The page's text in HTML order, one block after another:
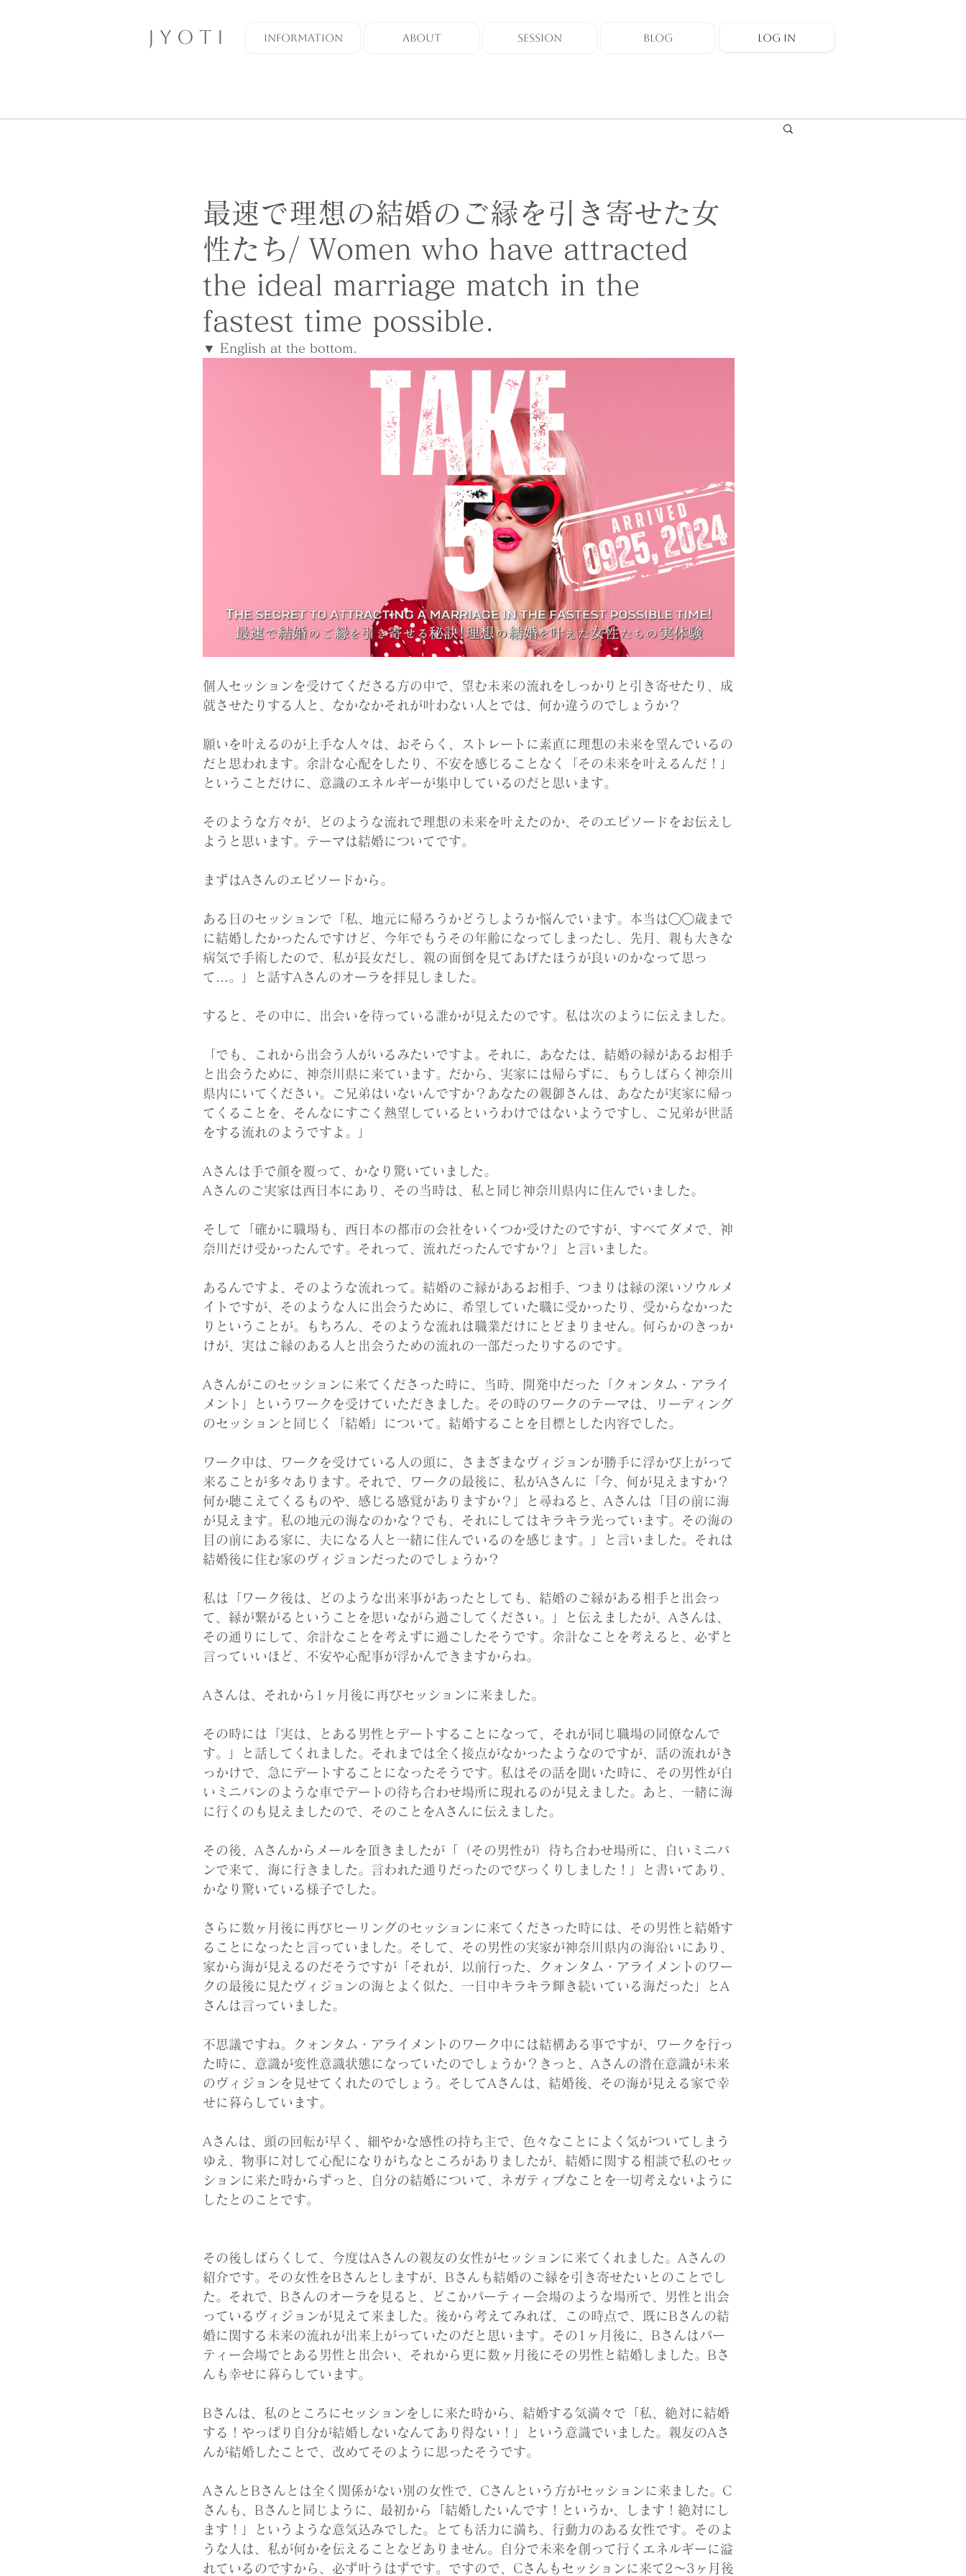
J Y O T I INFORMATION ABOUT SESSION BLOG LOG IN
最速で理想の結婚のご縁を引き寄せた女
性たち/ Women who have attracted
the ideal marriage match in the
fastest time possible.
▼ English at the bottom.
個人セッションを受けてくださる方の中で、望む未来の流れをしっかりと引き寄せたり、成
就させたりする人と、なかなかそれが叶わない人とでは、何か違うのでしょうか？
願いを叶えるのが上手な人々は、おそらく、ストレートに素直に理想の未来を望んでいるの
だと思われます。余計な心配をしたり、不安を感じることなく「その未来を叶えるんだ！」
ということだけに、意識のエネルギーが集中しているのだと思います。
そのような方々が、どのような流れで理想の未来を叶えたのか、そのエピソードをお伝えし
ようと思います。テーマは結婚についてです。
まずはAさんのエピソードから。
ある日のセッションで「私、地元に帰ろうかどうしようか悩んでいます。本当は◯◯歳まで
に結婚したかったんですけど、今年でもうその年齢になってしまったし、先月、親も大きな
病気で手術したので、私が長女だし、親の面倒を見てあげたほうが良いのかなって思っ
て…。」と話すAさんのオーラを拝見しました。
すると、その中に、出会いを待っている誰かが見えたのです。私は次のように伝えました。
「でも、これから出会う人がいるみたいですよ。それに、あなたは、結婚の縁があるお相手
と出会うために、神奈川県に来ています。だから、実家には帰らずに、もうしばらく神奈川
県内にいてください。ご兄弟はいないんですか？あなたの親御さんは、あなたが実家に帰っ
てくることを、そんなにすごく熱望しているというわけではないようですし、ご兄弟が世話
をする流れのようですよ。」
Aさんは手で顔を覆って、かなり驚いていました。
Aさんのご実家は西日本にあり、その当時は、私と同じ神奈川県内に住んでいました。
そして「確かに職場も、西日本の都市の会社をいくつか受けたのですが、すべてダメで、神
奈川だけ受かったんです。それって、流れだったんですか？」と言いました。
あるんですよ、そのような流れって。結婚のご縁があるお相手、つまりは縁の深いソウルメ
イトですが、そのような人に出会うために、希望していた職に受かったり、受からなかった
りということが。もちろん、そのような流れは職業だけにとどまりません。何らかのきっか
けが、実はご縁のある人と出会うための流れの一部だったりするのです。
Aさんがこのセッションに来てくださった時に、当時、開発中だった「クォンタム・アライ
メント」というワークを受けていただきました。その時のワークのテーマは、リーディング
のセッションと同じく「結婚」について。結婚することを目標とした内容でした。
ワーク中は、ワークを受けている人の頭に、さまざまなヴィジョンが勝手に浮かび上がって
来ることが多々あります。それで、ワークの最後に、私がAさんに「今、何が見えますか？
何か聴こえてくるものや、感じる感覚がありますか？」と尋ねると、Aさんは「目の前に海
が見えます。私の地元の海なのかな？でも、それにしてはキラキラ光っています。その海の
目の前にある家に、夫になる人と一緒に住んでいるのを感じます。」と言いました。それは
結婚後に住む家のヴィジョンだったのでしょうか？
私は「ワーク後は、どのような出来事があったとしても、結婚のご縁がある相手と出会っ
て、縁が繋がるということを思いながら過ごしてください。」と伝えましたが、Aさんは、
その通りにして、余計なことを考えずに過ごしたそうです。余計なことを考えると、必ずと
言っていいほど、不安や心配事が浮かんできますからね。
Aさんは、それから1ヶ月後に再びセッションに来ました。
その時には「実は、とある男性とデートすることになって、それが同じ職場の同僚なんで
す。」と話してくれました。それまでは全く接点がなかったようなのですが、話の流れがき
っかけで、急にデートすることになったそうです。私はその話を聞いた時に、その男性が白
いミニバンのような車でデートの待ち合わせ場所に現れるのが見えました。あと、一緒に海
に行くのも見えましたので、そのことをAさんに伝えました。
その後、Aさんからメールを頂きましたが「（その男性が）待ち合わせ場所に、白いミニバ
ンで来て、海に行きました。言われた通りだったのでびっくりしました！」と書いてあり、
かなり驚いている様子でした。
さらに数ヶ月後に再びヒーリングのセッションに来てくださった時には、その男性と結婚す
ることになったと言っていました。そして、その男性の実家が神奈川県内の海沿いにあり、
家から海が見えるのだそうですが「それが、以前行った、クォンタム・アライメントのワー
クの最後に見たヴィジョンの海とよく似た、一日中キラキラ輝き続いている海だった」とA
さんは言っていました。
不思議ですね。クォンタム・アライメントのワーク中には結構ある事ですが、ワークを行っ
た時に、意識が変性意識状態になっていたのでしょうか？きっと、Aさんの潜在意識が未来
のヴィジョンを見せてくれたのでしょう。そしてAさんは、結婚後、その海が見える家で幸
せに暮らしています。
Aさんは、頭の回転が早く、細やかな感性の持ち主で、色々なことによく気がついてしまう
ゆえ、物事に対して心配になりがちなところがありましたが、結婚に関する相談で私のセッ
ションに来た時からずっと、自分の結婚について、ネガティブなことを一切考えないように
したとのことです。
その後しばらくして、今度はAさんの親友の女性がセッションに来てくれました。Aさんの
紹介です。その女性をBさんとしますが、Bさんも結婚のご縁を引き寄せたいとのことでし
た。それで、Bさんのオーラを見ると、どこかパーティー会場のような場所で、男性と出会
っているヴィジョンが見えて来ました。後から考えてみれば、この時点で、既にBさんの結
婚に関する未来の流れが出来上がっていたのだと思います。その1ヶ月後に、Bさんはパー
ティー会場でとある男性と出会い、それから更に数ヶ月後にその男性と結婚しました。Bさ
んも幸せに暮らしています。
Bさんは、私のところにセッションをしに来た時から、結婚する気満々で「私、絶対に結婚
する！やっぱり自分が結婚しないなんてあり得ない！」という意識でいました。親友のAさ
んが結婚したことで、改めてそのように思ったそうです。
AさんとBさんとは全く関係がない別の女性で、Cさんという方がセッションに来ました。C
さんも、Bさんと同じように、最初から「結婚したいんです！というか、します！絶対にし
ます！」というような意気込みでした。とても活力に満ち、行動力のある女性です。そのよ
うな人は、私が何かを伝えることなどありません。自分で未来を創って行くエネルギーに溢
れているのですから、必ず叶うはずです。ですので、Cさんもセッションに来て2〜3ヶ月後